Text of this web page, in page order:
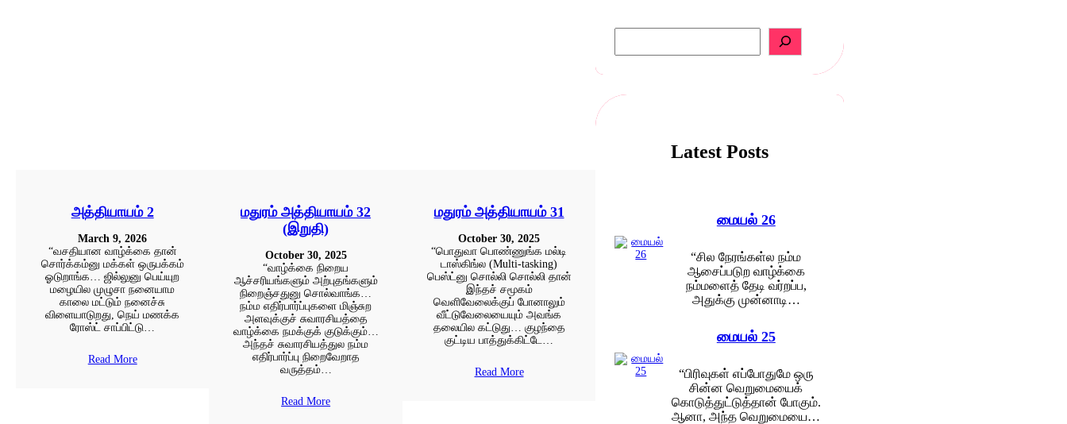
அத்தியாயம் 2
March 9, 2026
“வசதியான வாழ்க்கை தான்
சொர்க்கம்னு மக்கள் ஒருபக்கம்
ஓடுறாங்க… ஜில்லுனு பெய்யுற
மழையில முழுசா நனையாம
காலை மட்டும் நனைச்சு
விளையாடுறது, நெய் மணக்க
ரோஸ்ட் சாப்பிட்டு…
Read More
மதுரம் அத்தியாயம் 32
(இறுதி)
October 30, 2025
“வாழ்க்கை நிறைய
ஆச்சரியங்களும் அற்புதங்களும்
நிறைஞ்சதுனு சொல்வாங்க…
நம்ம எதிர்பார்ப்புகளை மிஞ்சுற
அளவுக்குச் சுவாரசியத்தை
வாழ்க்கை நமக்குக் குடுக்கும்…
அந்தச் சுவாரசியத்துல நம்ம
எதிர்பார்ப்பு நிறைவேறாத
வருத்தம்…
Read More
மதுரம் அத்தியாயம் 31
October 30, 2025
“பொதுவா பொண்ணுங்க மல்டி
டாஸ்கிங்ல (Multi-tasking)
பெஸ்ட்னு சொல்லி சொல்லி தான்
இந்தச் சமூகம்
வெளிவேலைக்குப் போனாலும்
வீட்டுவேலையையும் அவங்க
தலையில கட்டுது… குழந்தை
குட்டிய பாத்துக்கிட்டே…
Read More
S
a
Latest Posts
மையல் 26
“சில நேரங்கள்ல நம்ம
ஆசைப்படுற வாழ்க்கை
நம்மளைத் தேடி வர்றப்ப,
அதுக்கு முன்னாடி…
மையல் 25
“பிரிவுகள் எப்போதுமே ஒரு
சின்ன வெறுமையைக்
கொடுத்துட்டுத்தான் போகும்.
ஆனா, அந்த வெறுமையை…